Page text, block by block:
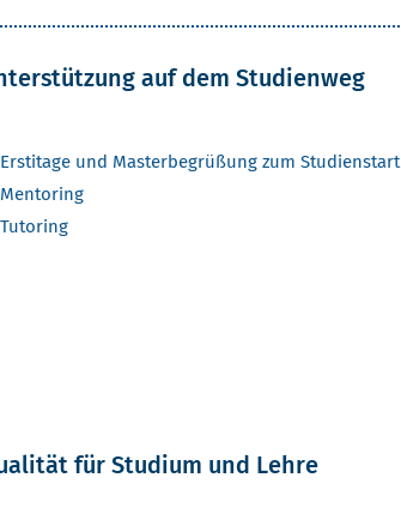
auf dem Studienweg
Erstitage und Masterbegrüßung zum Studienstart
Mentoring
Tutoring
für Studium und Lehre